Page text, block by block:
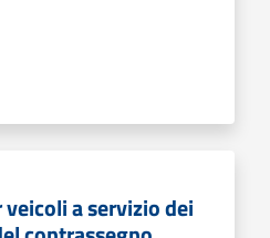
a servizio dei